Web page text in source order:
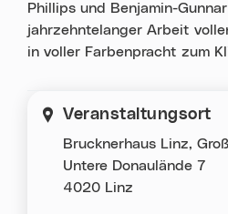
Phillips und Benjamin-
jahrzehntelanger Arbeit
in voller Farbenpracht zum
Veranstaltungsort
Brucknerhaus Linz,
Untere Donaulände 7
4020 Linz